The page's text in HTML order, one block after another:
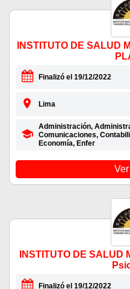
INSTITUTO DE SALUD
Finalizó el 19/12/2022
Lima
Administración,
Comunicaciones,
Economía, Enfer
INSTITUTO DE SALUD
Finalizó el 19/12/2022